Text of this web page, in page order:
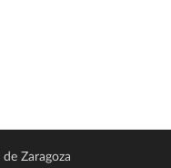
Zaragoza